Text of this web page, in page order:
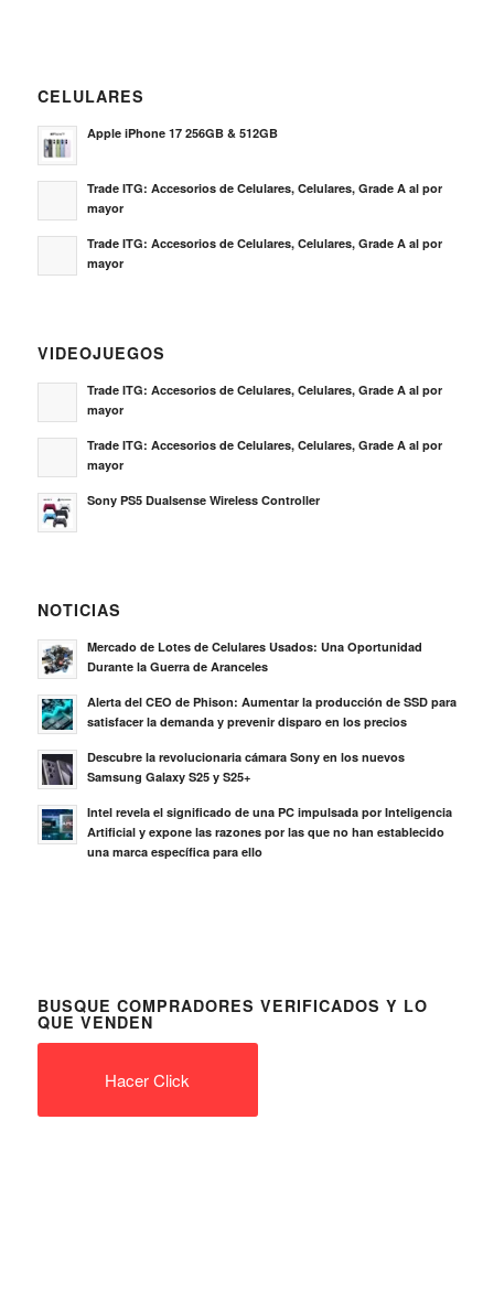
CELULARES
Apple iPhone 17 256GB & 512GB
Trade ITG: Accesorios de Celulares, Celulares, Grade A al por
mayor
Trade ITG: Accesorios de Celulares, Celulares, Grade A al por
mayor
VIDEOJUEGOS
Trade ITG: Accesorios de Celulares, Celulares, Grade A al por
mayor
Trade ITG: Accesorios de Celulares, Celulares, Grade A al por
mayor
Sony PS5 Dualsense Wireless Controller
NOTICIAS
Mercado de Lotes de Celulares Usados: Una Oportunidad
Durante la Guerra de Aranceles
Alerta del CEO de Phison: Aumentar la producción de SSD para
satisfacer la demanda y prevenir disparo en los precios
Descubre la revolucionaria cámara Sony en los nuevos
Samsung Galaxy S25 y S25+
Intel revela el significado de una PC impulsada por Inteligencia
Artificial y expone las razones por las que no han establecido
una marca específica para ello
BUSQUE COMPRADORES VERIFICADOS Y LO
QUE VENDEN
Hacer Click